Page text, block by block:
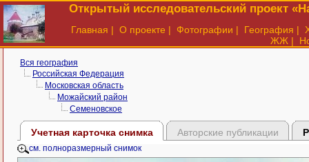
Открытый исследовательский проект
Главная | О проекте | Фотографии | География |
ЖЖ |
Вся география
Российская Федерация
Московская область
Можайский район
Семеновское
Учетная карточка снимка Авторские публикации
см. полноразмерный снимок